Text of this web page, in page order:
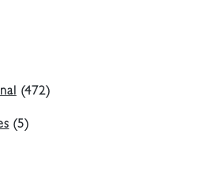
(472)
(5)